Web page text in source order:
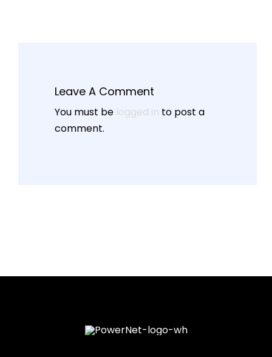
Leave A Comment
You must be logged in to post a
comment.